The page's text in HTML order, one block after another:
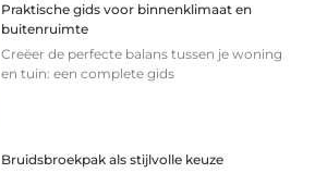
Praktische gids voor binnenklimaat en
buitenruimte
Creëer de perfecte balans tussen je woning
en tuin: een complete gids
Bruidsbroekpak als stijlvolle keuze